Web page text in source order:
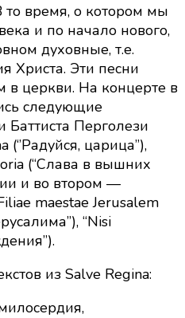
то время, о котором мы
и по начало нового,
духовные, т.е.
Христа. Эти песни
в церкви. На концерте в
следующие
Перголези
царица”),
(“Cлава в вышних
и во втором —
maestae Jerusalem
“Nisi
из Salve Regina: